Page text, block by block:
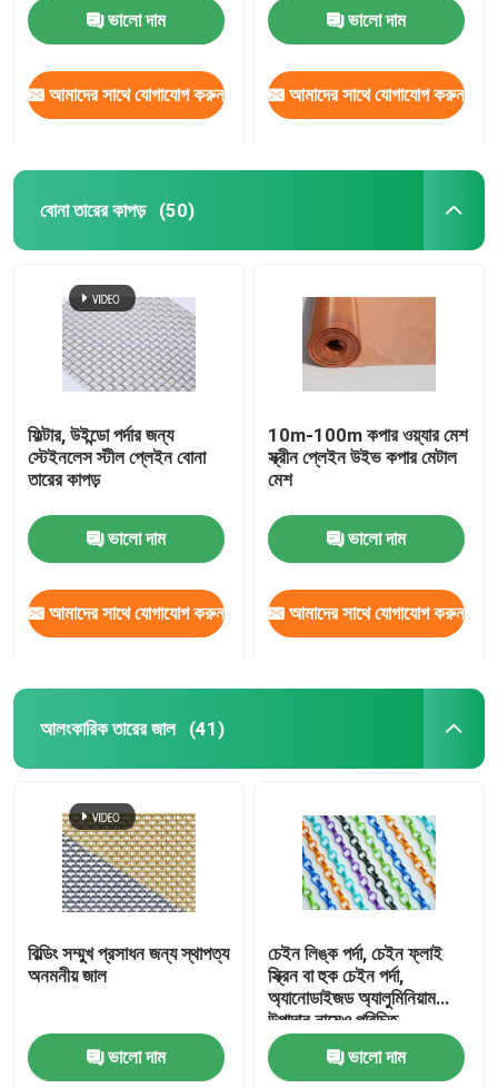
পাইপলাইন মজবুত জাল
ভালো দাম
আমাদের সাথে যোগাযোগ করুন
ভালো দাম
আমাদের সাথে যোগাযোগ করুন
বোনা তারের কাপড় (50)
ফিল্টার, উইন্ডো পর্দার জন্য
স্টেইনলেস স্টীল প্লেইন বোনা
তারের কাপড়
ভালো দাম
আমাদের সাথে যোগাযোগ করুন
10m-100m কপার ওয়্যার মেশ
স্ক্রীন প্লেইন উইভ কপার মেটাল
মেশ
ভালো দাম
আমাদের সাথে যোগাযোগ করুন
আলংকারিক তারের জাল (41)
বিল্ডিং সম্মুখ প্রসাধন জন্য স্থাপত্য
অনমনীয় জাল
ভালো দাম
চেইন লিঙ্ক পর্দা, চেইন ফ্লাই
স্ক্রিন বা হুক চেইন পর্দা,
অ্যানোডাইজড অ্যালুমিনিয়াম
উপাদান নামেও পরিচিত
ভালো দাম